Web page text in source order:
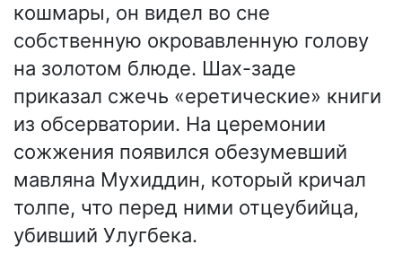
кошмары, он видел во сне
собственную окровавленную голову
на золотом блюде. Шах-заде
приказал сжечь «еретические» книги
из обсерватории. На церемонии
сожжения появился обезумевший
мавляна Мухиддин, который кричал
толпе, что перед ними отцеубийца,
убивший Улугбека.